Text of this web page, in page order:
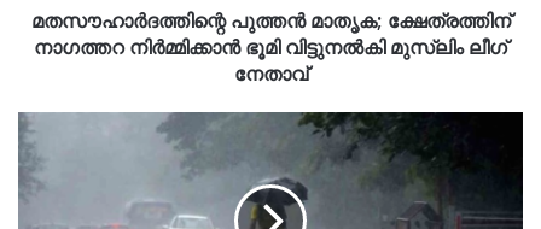
മതസൗഹാർദത്തിന്റെ പുത്തൻ മാതൃക; ക്ഷേത്രത്തിന്
നാഗത്തറ നിർമ്മിക്കാൻ ഭൂമി വിട്ടുനൽകി മുസ്ലിം ലീഗ്
നേതാവ്